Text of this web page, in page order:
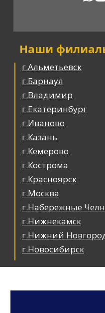
г.Альметьевск
г.Барнаул
г.Владимир
г.Екатеринбург
г.Иваново
г.Казань
г.Кемерово
г.Кострома
г.Красноярск
г.Москва
г.Набережные
г.Нижнекамск
г.Нижний
г.Новосибирск
Наши